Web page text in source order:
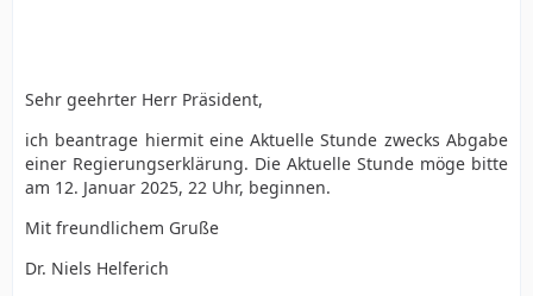
Sehr geehrter Herr Präsident,
ich beantrage hiermit eine Aktuelle Stunde zwecks Abgabe
einer Regierungserklärung. Die Aktuelle Stunde möge bitte
am 12. Januar 2025, 22 Uhr, beginnen.
Mit freundlichem Gruße
Dr. Niels Helferich